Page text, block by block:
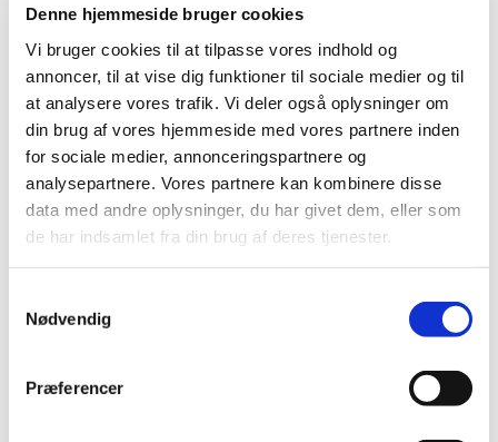
Denne hjemmeside bruger cookies
Vi bruger cookies til at tilpasse vores indhold og
annoncer, til at vise dig funktioner til sociale medier og til
at analysere vores trafik. Vi deler også oplysninger om
din brug af vores hjemmeside med vores partnere inden
for sociale medier, annonceringspartnere og
analysepartnere. Vores partnere kan kombinere disse
data med andre oplysninger, du har givet dem, eller som
de har indsamlet fra din brug af deres tjenester.
Nødvendig
Præferencer
2. Påskedag– kl. 10.30
Alle er hjerteligt velkomne i Sdr. Omme Kirke – hvad
enten du kommer med tunge tanker eller et let sind.
Lad os fejre håbet og opstandelsen sammen. ✝️
Du vil måske også kunne lide...